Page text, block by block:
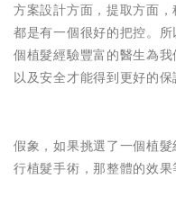
方案設計方面，提取方面
都是有一個很好的把控。
個植髮經驗豐富的醫生為
以及安全才能得到更好的保
假象，如果挑選了一個植
行植髮手術，那整體的效果